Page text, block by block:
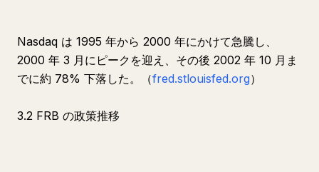
Nasdaq は 1995 年から 2000 年にかけて急騰し、
2000 年 3 月にピークを迎え、その後 2002 年 10 月ま
でに約 78% 下落した。（fred.stlouisfed.org）
3.2 FRB の政策推移